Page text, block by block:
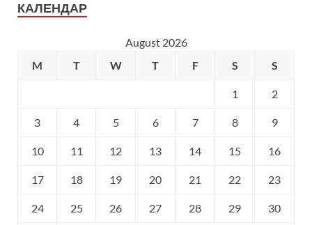
КАЛЕНДАР
August 2026
M
T W T F S S
1 2
3 4 5 6 7 8 9
10 11 12 13 14 15 16
17 18 19 20 21 22 23
24 25 26 27 28 29 30